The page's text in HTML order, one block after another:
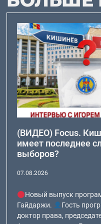
(ВИДЕО) Focus.
имеет последнее
выборов?
07.08.2026
Новый выпуск
Гайдаржи.
Гость
доктор права,